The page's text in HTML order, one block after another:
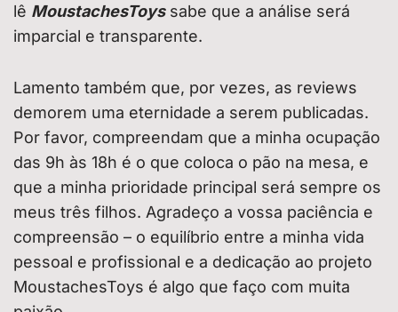
lê MoustachesToyssabe que a análise será
imparcial e transparente.
Lamento também que, por vezes, as reviews
demorem uma eternidade a serem publicadas.
Por favor, compreendam que a minha ocupação
das 9h às 18h é o que coloca o pão na mesa, e
que a minha prioridade principal será sempre os
meus três filhos. Agradeço a vossa paciência e
compreensão – o equilíbrio entre a minha vida
pessoal e profissional e a dedicação ao projeto
MoustachesToys é algo que faço com muita